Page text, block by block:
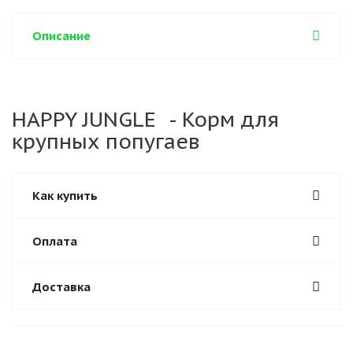
Описание
HAPPY JUNGLE - Корм для
крупных попугаев
Как купить
Оплата
Доставка